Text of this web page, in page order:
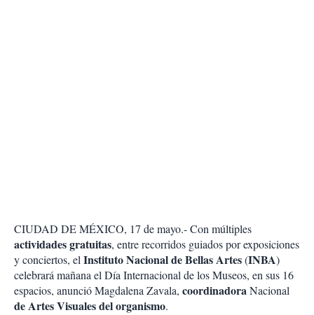
CIUDAD DE MÉXICO, 17 de mayo.- Con múltiples
actividades gratuitas, entre recorridos guiados por exposiciones
y conciertos, elInstituto Nacional de Bellas Artes(INBA)
celebrará mañana el Día Internacional de los Museos, en sus 16
espacios, anunció Magdalena Zavala, coordinadoraNacional
de Artes Visuales del organismo.